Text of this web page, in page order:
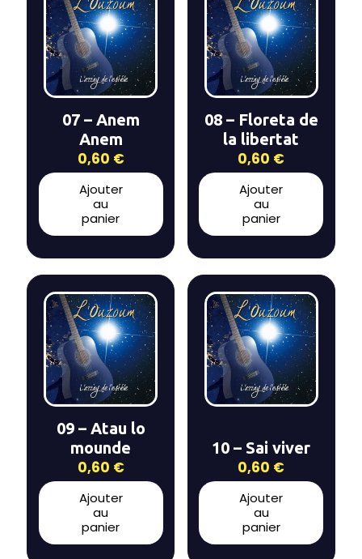
07 – Anem
Anem
0,60 €
Ajouter
au
panier
08 – Floreta de
la libertat
0,60 €
Ajouter
au
panier
09 – Atau lo
mounde
0,60 €
Ajouter
au
panier
10 – Sai viver
0,60 €
Ajouter
au
panier